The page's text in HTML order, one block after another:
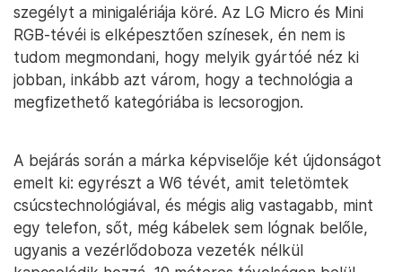
szegélyt a minigalériája köré. Az LG Micro és Mini
RGB-tévéi is elképesztően színesek, én nem is
tudom megmondani, hogy melyik gyártóé néz ki
jobban, inkább azt várom, hogy a technológia a
megfizethető kategóriába is lecsorogjon.
A bejárás során a márka képviselője két újdonságot
emelt ki: egyrészt a W6 tévét, amit teletömtek
csúcstechnológiával, és mégis alig vastagabb, mint
egy telefon, sőt, még kábelek sem lógnak belőle,
ugyanis a vezérlődoboza vezeték nélkül